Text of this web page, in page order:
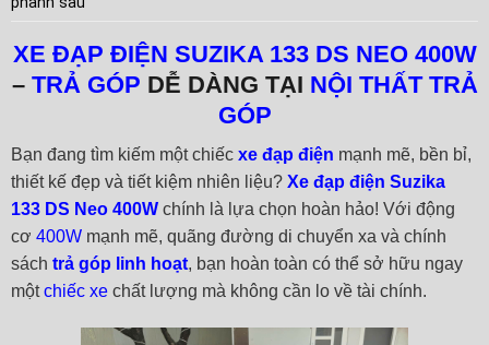
XE ĐẠP ĐIỆN SUZIKA 133 DS NEO 400W
– TRẢ GÓP DỄ DÀNG TẠI NỘI THẤT TRẢ
GÓP
Bạn đang tìm kiếm một chiếc xe đạp điện mạnh mẽ, bền bỉ,
thiết kế đẹp và tiết kiệm nhiên liệu? Xe đạp điện Suzika
133 DS Neo 400W chính là lựa chọn hoàn hảo! Với động
cơ 400W mạnh mẽ, quãng đường di chuyển xa và chính
sách trả góp linh hoạt, bạn hoàn toàn có thể sở hữu ngay
mộtchiếc xe chất lượng mà không cần lo về tài chính.